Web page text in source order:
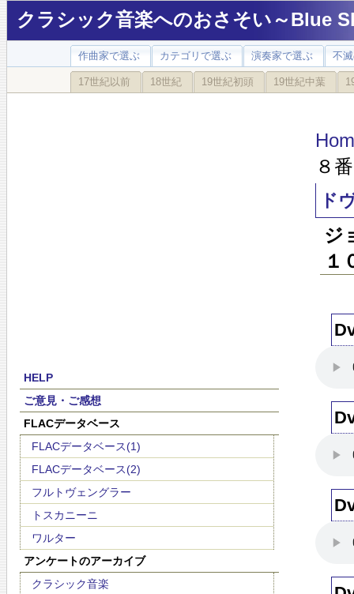
クラシック音楽へのおさそい～Blue
作曲家で選ぶ カテゴリで選ぶ 演奏家で選ぶ 不
17世紀以前 18世紀 19世紀初頭 19世紀中葉
HELP
ご意見・ご感想
FLACデータベース
FLACデータベース(1)
FLACデータベース(2)
フルトヴェングラー
トスカニーニ
ワルター
アンケートのアーカイブ
クラシック音楽
８
ド
ジ
１